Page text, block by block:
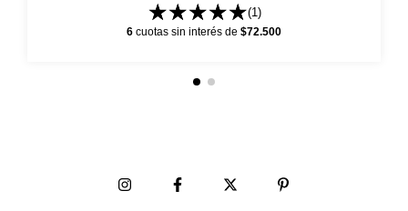
(1)
6 cuotas sin interés de $72.500